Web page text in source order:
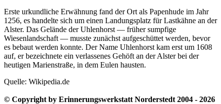
Erste urkundliche Erwähnung fand der Ort als Papenhude im Jahr
1256, es handelte sich um einen Landungsplatz für Lastkähne an der
Alster. Das Gelände der Uhlenhorst — früher sumpfige
Wiesenlandschaft — musste zunächst aufgeschüttet werden, bevor
es bebaut werden konnte. Der Name Uhlenhorst kam erst um 1608
auf, er bezeichnete ein verlassenes Gehöft an der Alster bei der
heutigen Marienstraße, in dem Eulen hausten.
Quelle: Wikipedia.de
© Copyright by Erinnerungswerkstatt Norderstedt 2004 - 2026